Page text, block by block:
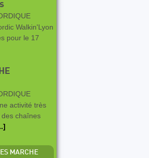
Walkin'Lyon
pour le 17
activité très
chaînes
MARCHE